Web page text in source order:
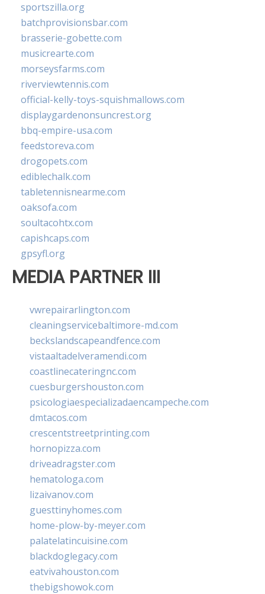
sportszilla.org
batchprovisionsbar.com
brasserie-gobette.com
musicrearte.com
morseysfarms.com
riverviewtennis.com
official-kelly-toys-squishmallows.com
displaygardenonsuncrest.org
bbq-empire-usa.com
feedstoreva.com
drogopets.com
ediblechalk.com
tabletennisnearme.com
oaksofa.com
soultacohtx.com
capishcaps.com
gpsyfl.org
MEDIA PARTNER III
vwrepairarlington.com
cleaningservicebaltimore-md.com
beckslandscapeandfence.com
vistaaltadelveramendi.com
coastlinecateringnc.com
cuesburgershouston.com
psicologiaespecializadaencampeche.com
dmtacos.com
crescentstreetprinting.com
hornopizza.com
driveadragster.com
hematologa.com
lizaivanov.com
guesttinyhomes.com
home-plow-by-meyer.com
palatelatincuisine.com
blackdoglegacy.com
eatvivahouston.com
thebigshowok.com